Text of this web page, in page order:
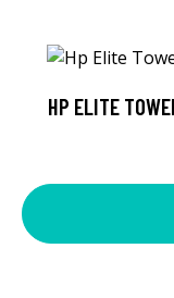
HP ELITE